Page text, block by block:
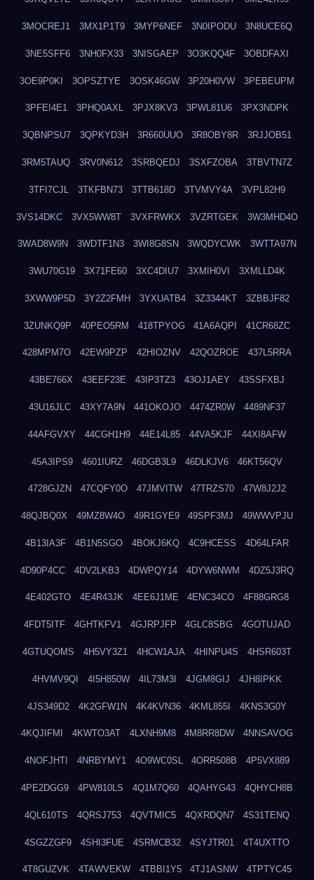
3MOCREJ1 3MX1P1T9 3MYP6NEF 3N0IPODU 3N8UCE6Q
3NE5SFF6 3NH0FX33 3NISGAEP 3O3KQQ4F 3OBDFAXI
3OE9P0KI 3OPSZTYE 3OSK46GW 3P20H0VW 3PEBEUPM
3PFEI4E1 3PHQ0AXL 3PJX8KV3 3PWL81U6 3PX3NDPK
3QBNPSU7 3QPKYD3H 3R660UUO 3R8OBY8R 3RJJOB51
3RM5TAUQ 3RV0N612 3SRBQEDJ 3SXFZOBA 3TBVTN7Z
3TFI7CJL 3TKFBN73 3TTB618D 3TVMVY4A 3VPL82H9
3VS14DKC 3VX5WW8T 3VXFRWKX 3VZRTGEK 3W3MHD4O
3WAD8W9N 3WDTF1N3 3WI8G8SN 3WQDYCWK 3WTTA97N
3WU70G19 3X71FE60 3XC4DIU7 3XMIH0VI 3XMLLD4K
3XWW9P5D 3Y2Z2FMH 3YXUATB4 3Z3344KT 3ZBBJF82
3ZUNKQ9P 40PEO5RM 418TPYOG 41A6AQPI 41CR68ZC
428MPM7O 42EW9PZP 42HIOZNV 42QOZROE 437L5RRA
43BE766X 43EEF23E 43IP3TZ3 43OJ1AEY 43SSFXBJ
43U16JLC 43XY7A9N 441OKOJO 4474ZR0W 4489NF37
44AFGVXY 44CGH1H9 44E14L85 44VA5KJF 44XI8AFW
45A3IPS9 4601IURZ 46DGB3L9 46DLKJV6 46KT56QV
4728GJZN 47CQFY0O 47JMVITW 47TRZS70 47W8J2J2
48QJBQ0X 49MZ8W4O 49R1GYE9 49SPF3MJ 49WWVPJU
4B13IA3F 4B1N5SGO 4BOKJ6KQ 4C9HCESS 4D64LFAR
4D90P4CC 4DV2LKB3 4DWPQY14 4DYW6NWM 4DZ5J3RQ
4E402GTO 4E4R43JK 4EE6J1ME 4ENC34CO 4F88GRG8
4FDT5ITF 4GHTKFV1 4GJRPJFP 4GLC8SBG 4GOTUJAD
4GTUQOMS 4H5VY3Z1 4HCW1AJA 4HINPU4S 4HSR603T
4HVMV9QI 4I5H850W 4IL73M3I 4JGM8GIJ 4JH8IPKK
4JS349D2 4K2GFW1N 4K4KVN36 4KML855I 4KNS3G0Y
4KQJIFMI 4KWTO3AT 4LXNH9M8 4M8RR8DW 4NNSAVOG
4NOFJHTI 4NRBYMY1 4O9WC0SL 4ORR508B 4P5VX889
4PE2DGG9 4PW810LS 4Q1M7Q60 4QAHYG43 4QHYCH8B
4QL610TS 4QRSJ753 4QVTMIC5 4QXRDQN7 4S31TENQ
4SGZZGF9 4SHI3FUE 4SRMCB32 4SYJTR01 4T4UXTTO
4T8GUZVK 4TAWVEKW 4TBBI1Y5 4TJ1ASNW 4TPTYC45